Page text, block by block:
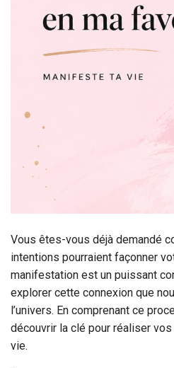
Vous êtes-vous déjà demandé
intentions pourraient façonner
manifestation est un puissant
explorer cette connexion que
l’univers. En comprenant ce
découvrir la clé pour réaliser
vie.